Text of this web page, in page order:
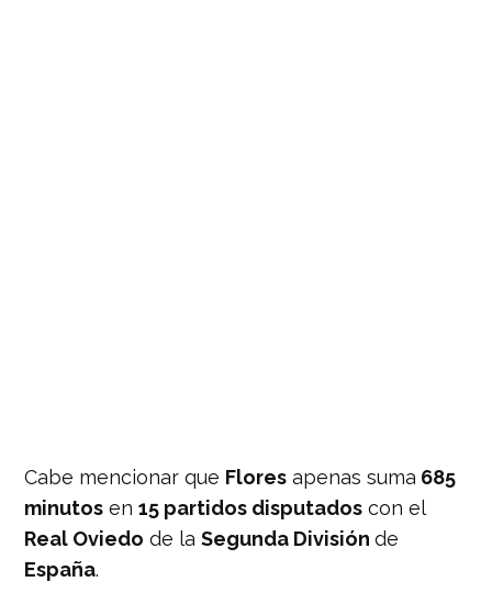
Cabe mencionar que Flores apenas suma 685
minutos en15 partidos disputados con el
Real Oviedo de laSegunda Divisiónde
España.